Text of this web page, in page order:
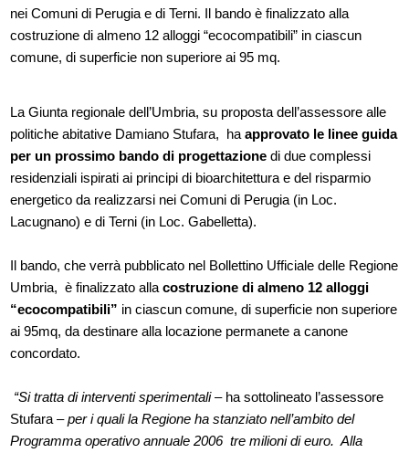
nei Comuni di Perugia e di Terni. Il bando è finalizzato alla
costruzione di almeno 12 alloggi “ecocompatibili” in ciascun
comune, di superficie non superiore ai 95 mq.
La Giunta regionale dell’Umbria, su proposta dell’assessore alle
politiche abitative Damiano Stufara, haapprovato le linee guida
per un prossimo bando di progettazione di due complessi
residenziali ispirati ai principi di bioarchitettura e del risparmio
energetico da realizzarsi nei Comuni di Perugia (in Loc.
Lacugnano) e di Terni (in Loc. Gabelletta).
Il bando, che verrà pubblicato nel Bollettino Ufficiale delle Regione
Umbria, è finalizzato allacostruzione di almeno 12 alloggi
“ecocompatibili” in ciascun comune, di superficie non superiore
ai 95mq, da destinare alla locazione permanete a canone
concordato.
“Si tratta di interventi sperimentali– ha sottolineato l’assessore
Stufara –per i quali la Regione ha stanziato nell’ambito del
Programma operativo annuale 2006 tre milioni di euro. Alla